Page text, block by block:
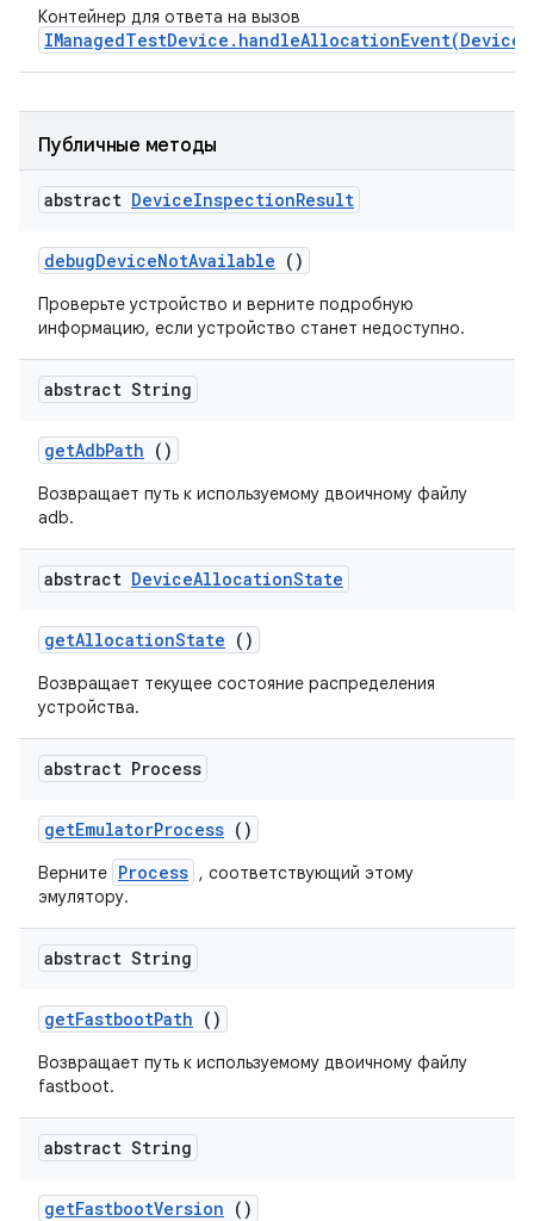
Контейнер для ответа на вызов
Публичные методы
abstract DeviceInspectionResult
debugDeviceNotAvailable ()
Проверьте устройство и верните подробную
информацию, если устройство станет недоступно.
abstract String
getAdbPath ()
Возвращает путь к используемому двоичному файлу
adb.
abstract DeviceAllocationState
getAllocationState ()
Возвращает текущее состояние распределения
устройства.
abstract Process
getEmulatorProcess ()
Верните Process , соответствующий этому
эмулятору.
abstract String
getFastbootPath ()
Возвращает путь к используемому двоичному файлу
fastboot.
abstract String
getFastbootVersion ()